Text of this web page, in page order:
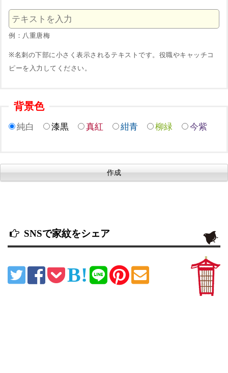
例：八重唐梅
※名刺の下部に小さく表示されるテキストです。役職やキャッチコ
ピーを入力してください。
背景色
純白 漆黒 真紅 紺青 柳緑 今紫
SNSで家紋をシェア